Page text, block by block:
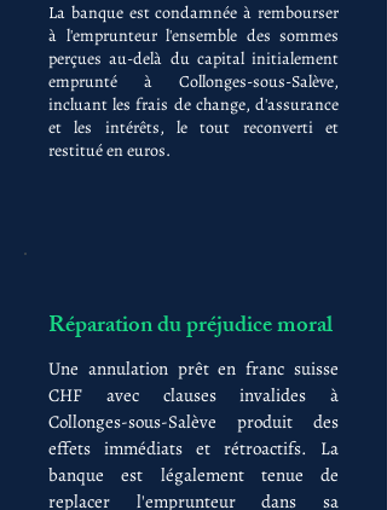
La banque est condamnée à rembourser
à l'emprunteur l'ensemble des sommes
perçues au-delà du capital initialement
emprunté à Collonges-sous-Salève,
incluant les frais de change, d'assurance
et les intérêts, le tout reconverti et
restitué en euros.
Réparation du préjudice moral
Une annulation prêt en franc suisse
CHF avec clauses invalides à
Collonges-sous-Salève produit des
effets immédiats et rétroactifs. La
banque est légalement tenue de
replacer l'emprunteur dans sa